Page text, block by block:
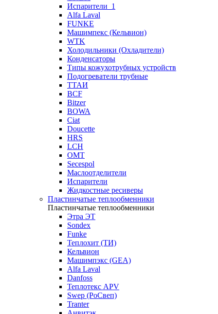
Испарители_1
Alfa Laval
FUNKE
Машимпекс (Кельвион)
WTK
Холодильники (Охладители)
Конденсаторы
Типы кожухотрубных устройств
Подогреватели трубные
ТТАИ
BCF
Bitzer
BOWA
Ciat
Doucette
HRS
LCH
OMT
Secespol
Маслоотделители
Испарители
Жидкостные ресиверы
Пластинчатые теплообменники
Пластинчатые теплообменники
Этра ЭТ
Sondex
Funke
Теплохит (ТИ)
Кельвион
Машимпэкс (GEA)
Alfa Laval
Danfoss
Теплотекс APV
Swep (РоСвеп)
Tranter